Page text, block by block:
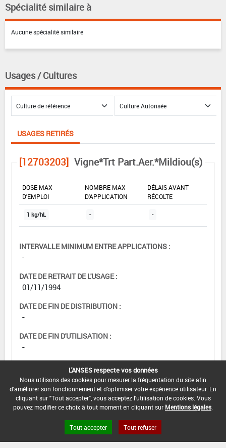
Spécialité similaire à
Aucune spécialité similaire
Usages / Cultures
USAGES RETIRÉS
[12703203] Vigne*Trt Part.Aer.*Mildiou(s)
DOSE MAX
D'EMPLOI
NOMBRE MAX
D'APPLICATION
DÉLAIS AVANT
RÉCOLTE
1 kg/hL - -
INTERVALLE MINIMUM ENTRE APPLICATIONS :
-
DATE DE RETRAIT DE L'USAGE :
01/11/1994
DATE DE FIN DE DISTRIBUTION :
-
DATE DE FIN D'UTILISATION :
-
L'ANSES respecte vos données
Nous utilisons des cookies pour mesurer la fréquentation du site afin
d'améliorer son fonctionnement et d'optimiser votre expérience utilisateur. En
cliquant sur "Tout accepter", vous acceptez l'utilisation de cookies. Vous
pouvez modifier ce choix à tout moment en cliquant sur Mentions légales
Tout accepter Tout refuser